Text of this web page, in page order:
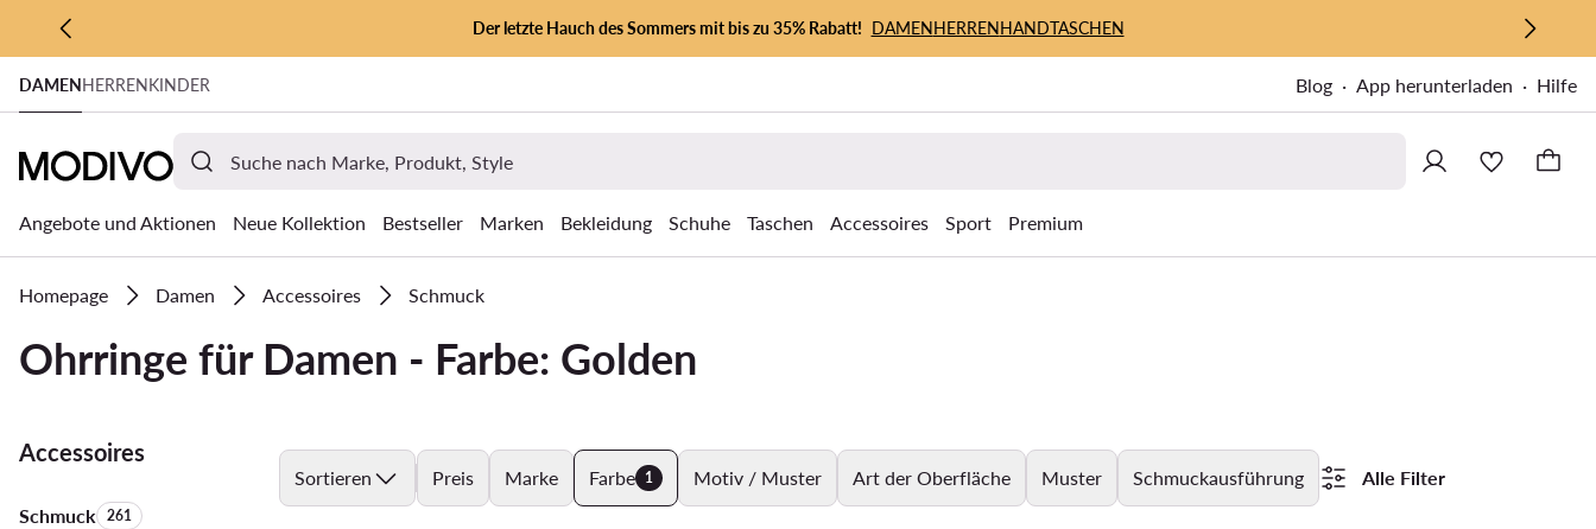
ZUM HAUPTINHALT SPRINGEN
ZUR SUCHE
Der letzte Hauch des Sommers mit bis zu 35% Rabatt! DAMENHERRENHANDTASCHEN
DAMENHERRENKINDER Blog App herunterladen Hilfe
Angebote und Aktionen Neue Kollektion Bestseller Marken Bekleidung Schuhe Taschen Accessoires Sport Premium
Homepage Damen Accessoires Schmuck
Ohrringe für Damen - Farbe: Golden
Accessoires
SchmuckAnzahl der Produkte:
261
Sortieren Preis Marke Farbe 1 Motiv / Muster Art der Oberfläche Muster Schmuckausführung Alle Filter